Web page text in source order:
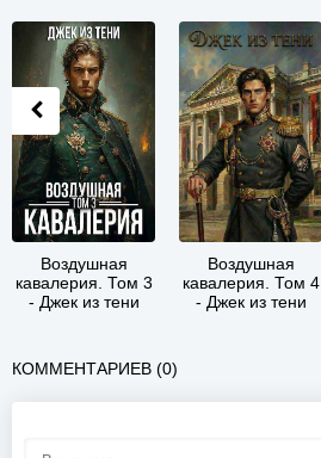
Воздушная
кавалерия. Том 3
- Джек из тени
Воздушная
кавалерия. Том 4
- Джек из тени
КОММЕНТАРИЕВ (0)